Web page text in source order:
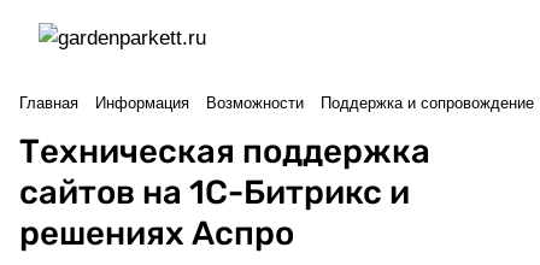
Главная Информация Возможности Поддержка и сопровождение
Техническая поддержка
сайтов на 1С-Битрикс и
решениях Аспро